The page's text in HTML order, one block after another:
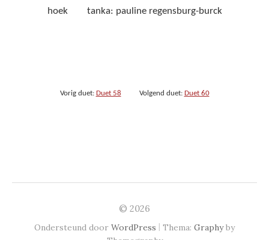
hoek tanka: pauline regensburg-burck
Vorig duet: Duet 58 Volgend duet: Duet 60
© 2026
Ondersteund door WordPress | Thema: Graphyby